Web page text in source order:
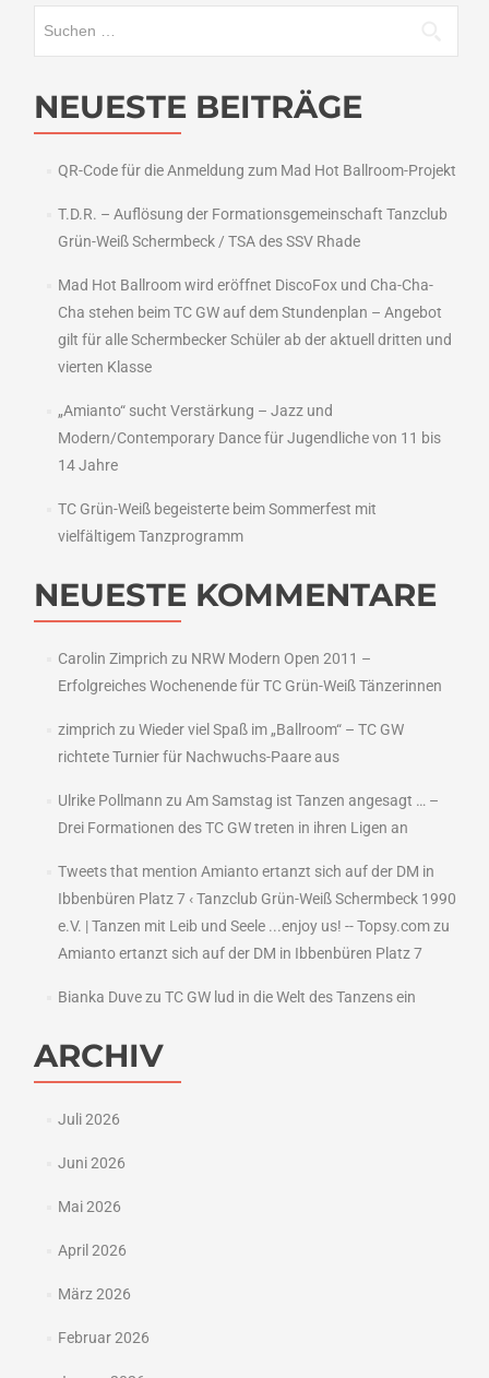
NEUESTE BEITRÄGE
QR-Code für die Anmeldung zum Mad Hot Ballroom-Projekt
T.D.R. – Auflösung der Formationsgemeinschaft Tanzclub
Grün-Weiß Schermbeck / TSA des SSV Rhade
Mad Hot Ballroom wird eröffnet DiscoFox und Cha-Cha-
Cha stehen beim TC GW auf dem Stundenplan – Angebot
gilt für alle Schermbecker Schüler ab der aktuell dritten und
vierten Klasse
„Amianto“ sucht Verstärkung – Jazz und
Modern/Contemporary Dance für Jugendliche von 11 bis
14 Jahre
TC Grün-Weiß begeisterte beim Sommerfest mit
vielfältigem Tanzprogramm
NEUESTE KOMMENTARE
Carolin Zimprich zu NRW Modern Open 2011 –
Erfolgreiches Wochenende für TC Grün-Weiß Tänzerinnen
zimprich zu Wieder viel Spaß im „Ballroom“ – TC GW
richtete Turnier für Nachwuchs-Paare aus
Ulrike Pollmann zu Am Samstag ist Tanzen angesagt … –
Drei Formationen des TC GW treten in ihren Ligen an
Tweets that mention Amianto ertanzt sich auf der DM in
Ibbenbüren Platz 7 ‹ Tanzclub Grün-Weiß Schermbeck 1990
e.V. | Tanzen mit Leib und Seele ...enjoy us! -- Topsy.comzu
Amianto ertanzt sich auf der DM in Ibbenbüren Platz 7
Bianka Duvezu TC GW lud in die Welt des Tanzens ein
ARCHIV
Juli 2026
Juni 2026
Mai 2026
April 2026
März 2026
Februar 2026